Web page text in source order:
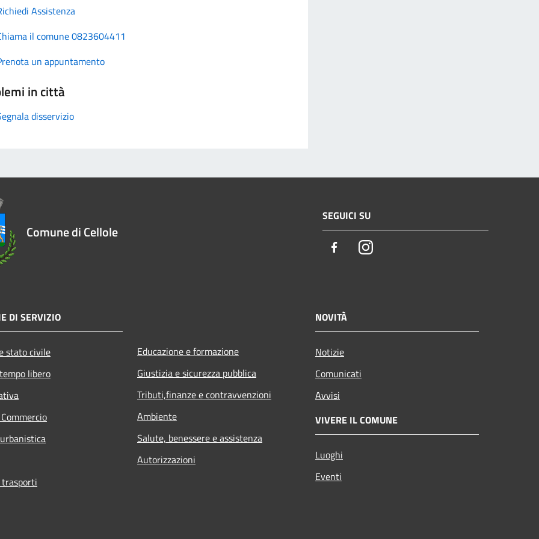
Assistenza
il comune 0823604411
un appuntamento
in città
disservizio
Comune di Cellole
SEGUICI SU
FacebookInstagram
DI SERVIZIO
stato civile
libero
Educazione e formazione
Giustizia e sicurezza pubblica
Tributi,finanze e contravvenzioni
Ambiente
Salute, benessere e assistenza
Autorizzazioni
NOVITÀ
Notizie
Comunicati
Avvisi
VIVERE IL COMUNE
Luoghi
Eventi